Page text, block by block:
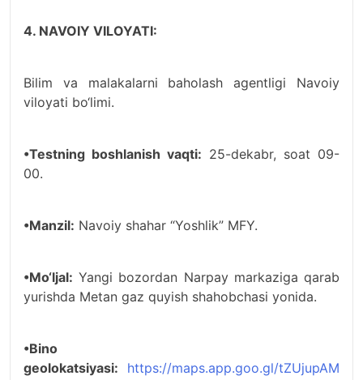
4. NAVOIY VILOYATI:
Bilim va malakalarni baholash agentligi Navoiy
viloyati bo‘limi.
•Testning boshlanish vaqti: 25-dekabr, soat 09-
00.
•Manzil: Navoiy shahar “Yoshlik” MFY.
•Mo‘ljal: Yangi bozordan Narpay markaziga qarab
yurishda Metan gaz quyish shahobchasi yonida.
•Bino
geolokatsiyasi:
https://maps.app.goo.gl/tZUjupAM